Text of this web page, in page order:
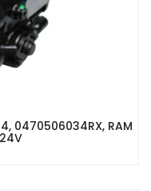
0470506034RX, RAM